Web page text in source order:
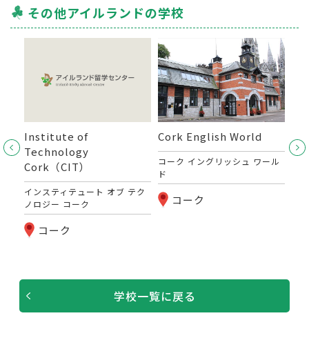
その他アイルランドの学校
of
）
Institute of
Technology
Cork（CIT）
インスティテュート オブ テク
ノロジー コーク
コーク
Cork English World
コーク イングリッシュ ワール
ド
コーク
学校一覧に戻る